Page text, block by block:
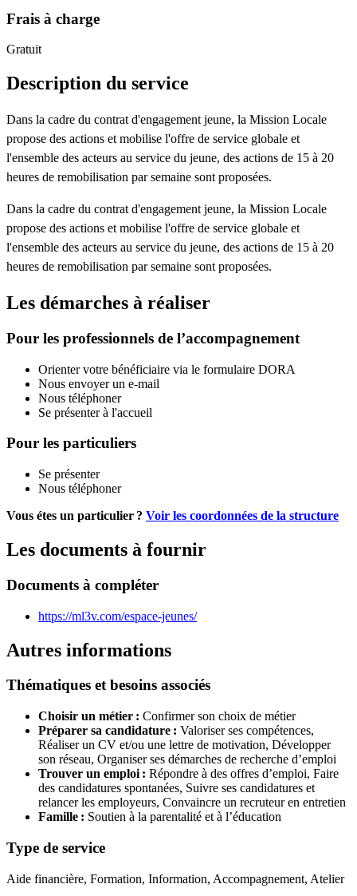
Frais à charge
Gratuit
Description du service
Dans la cadre du contrat d'engagement jeune, la Mission Locale
propose des actions et mobilise l'offre de service globale et
l'ensemble des acteurs au service du jeune, des actions de 15 à 20
heures de remobilisation par semaine sont proposées.
Dans la cadre du contrat d'engagement jeune, la Mission Locale
propose des actions et mobilise l'offre de service globale et
l'ensemble des acteurs au service du jeune, des actions de 15 à 20
heures de remobilisation par semaine sont proposées.
Les démarches à réaliser
Pour les professionnels de l’accompagnement
Orienter votre bénéficiaire via le formulaire DORA
Nous envoyer un e-mail
Nous téléphoner
Se présenter à l'accueil
Pour les particuliers
Se présenter
Nous téléphoner
Vous étes un particulier ? Voir les coordonnées de la structure
Les documents à fournir
Documents à compléter
https://ml3v.com/espace-jeunes/
Autres informations
Thématiques et besoins associés
Choisir un métier : Confirmer son choix de métier
Préparer sa candidature : Valoriser ses compétences,
Réaliser un CV et/ou une lettre de motivation, Développer
son réseau, Organiser ses démarches de recherche d’emploi
Trouver un emploi : Répondre à des offres d’emploi, Faire
des candidatures spontanées, Suivre ses candidatures et
relancer les employeurs, Convaincre un recruteur en entretien
Famille : Soutien à la parentalité et à l’éducation
Type de service
Aide financière, Formation, Information, Accompagnement, Atelier